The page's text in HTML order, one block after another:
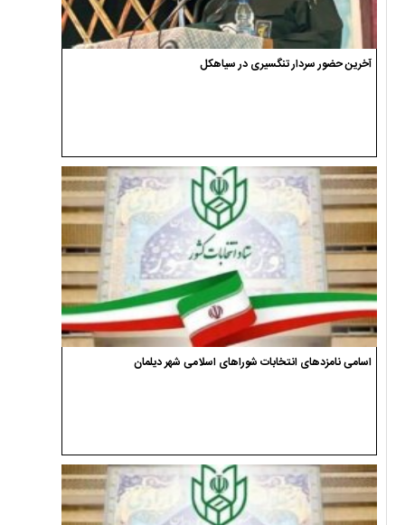
آخرین حضور سردار تنگسیری در سیاهکل
اسامی نامزدهای انتخابات شوراهای اسلامی شهر دیلمان